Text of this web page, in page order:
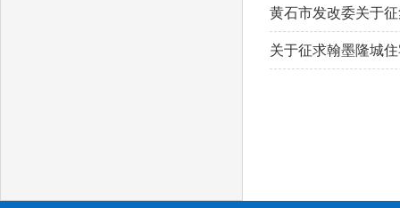
黄石市发改委关于
关于征求翰墨隆城